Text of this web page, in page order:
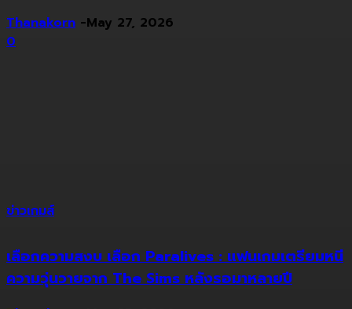
Thanakorn -May 27, 2026
0
ข่าวเกมส์
เลือกความสงบ เลือก Paralives : แฟนเกมเตรียมหนี
ความวุ่นวายจาก The Sims หลังรอมาหลายปี